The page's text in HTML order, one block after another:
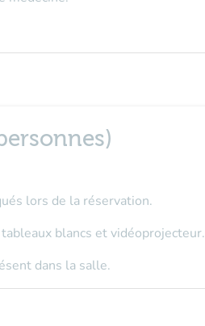
lors de la réservation.
blancs et vidéoprojecteur.
dans la salle.